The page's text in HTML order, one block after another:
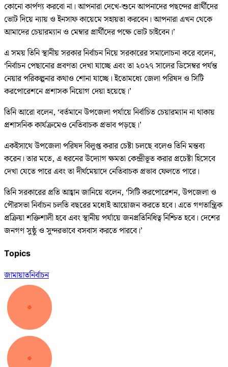
কোনো কার্পণ্য করবো না। আপনারা দেখে-শুনে আপনাদের পছন্দের প্রার্থীদের
ভোট দিয়ে ন্যায় ও ইনসাফ কায়েমে সহায়তা করবেন। আপনারা এখন থেকে
আমাদের চেয়ারম্যান ও মেম্বার প্রার্থীদের পক্ষে ভোট চাইবেন।’
এ সময় তিনি স্থানীয় সরকার নির্বাচন নিয়ে সরকারের সমালোচনা করে বলেন,
‘নির্বাচন পেছানোর প্রবণতা দেখা যাচ্ছে এবং তা ২০২৭ সালের ডিসেম্বর পর্যন্ত
নেয়ার পরিকল্পনার কথাও শোনা যাচ্ছে। ইতোমধ্যে জেলা পরিষদ ও সিটি
করপোরেশনে প্রশাসক নিয়োগ দেয়া হয়েছে।’
তিনি আরো বলেন, ‘বর্তমানে উপজেলা পর্যায়ে নির্বাচিত চেয়ারম্যান না থাকায়
প্রশাসনিক কার্যক্রমেও নেতিবাচক প্রভাব পড়ছে।’
একইসাথে উপজেলা পরিষদ বিলুপ্ত করার চেষ্টা চলছে বলেও তিনি মন্তব্য
করেন। তার মতে, এ ধরনের উদ্যোগ ক্ষমতা কেন্দ্রীভূত করার প্রচেষ্টা হিসেবে
দেখা যেতে পারে এবং তা দীর্ঘমেয়াদে নেতিবাচক প্রভাব ফেলতে পারে।
তিনি সরকারের প্রতি আহ্বান জানিয়ে বলেন, ‘সিটি করপোরেশন, উপজেলা ও
পৌরসভা নির্বাচন চলতি বছরের মধ্যেই আয়োজন করতে হবে। এতে গণতান্ত্রিক
প্রক্রিয়া শক্তিশালী হবে এবং স্থানীয় পর্যায়ে জনপ্রতিনিধিত্ব নিশ্চিত হবে। দেশের
জনগণ সুষ্ঠু ও সুন্দরভাবে বসবাস করতে পারবে।’
Topics
জামায়াতনির্বাচন